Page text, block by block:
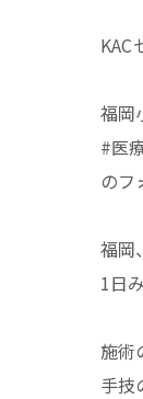
KAC
福岡
#医
のフ
福岡
1日
施術
手技